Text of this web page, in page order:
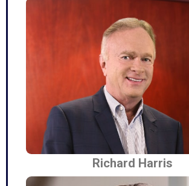
Richard Harris